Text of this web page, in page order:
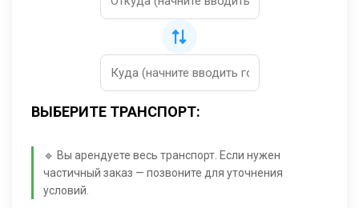
ВЫБЕРИТЕ ТРАНСПОРТ:
🔹 Вы арендуете весь транспорт. Если нужен
частичный заказ — позвоните для уточнения
условий.